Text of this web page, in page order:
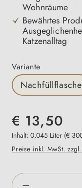
Wohnräume
Bewährtes
Katzenalltag
Variante
Nachfüllflasche
€ 13,50
Inhalt: 0,045 Liter (€
Preise inkl. MwSt.
Produkt